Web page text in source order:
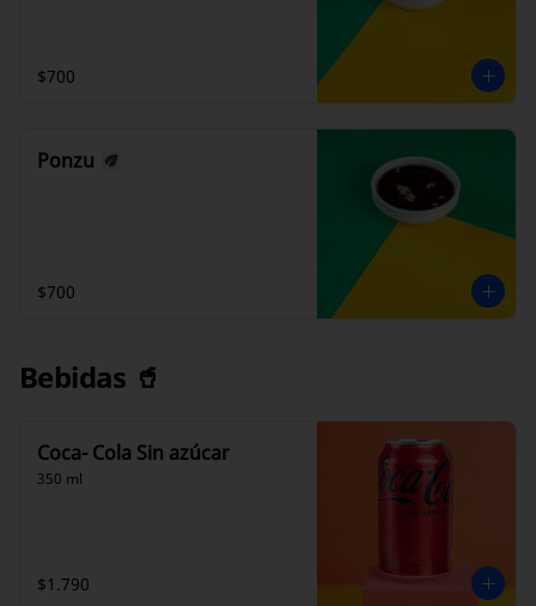
$700
Ponzu
$700
Bebidas 🥤
Coca- Cola Sin azúcar
350 ml
$1.790